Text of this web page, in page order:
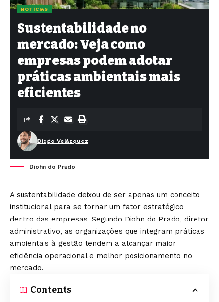
NOTÍCIAS
Sustentabilidade no
mercado: Veja como
empresas podem adotar
práticas ambientais mais
eficientes
Diego Velázquez
Diohn do Prado
A sustentabilidade deixou de ser apenas um conceito
institucional para se tornar um fator estratégico
dentro das empresas. Segundo Diohn do Prado, diretor
administrativo, as organizações que integram práticas
ambientais à gestão tendem a alcançar maior
eficiência operacional e melhor posicionamento no
mercado.
Contents